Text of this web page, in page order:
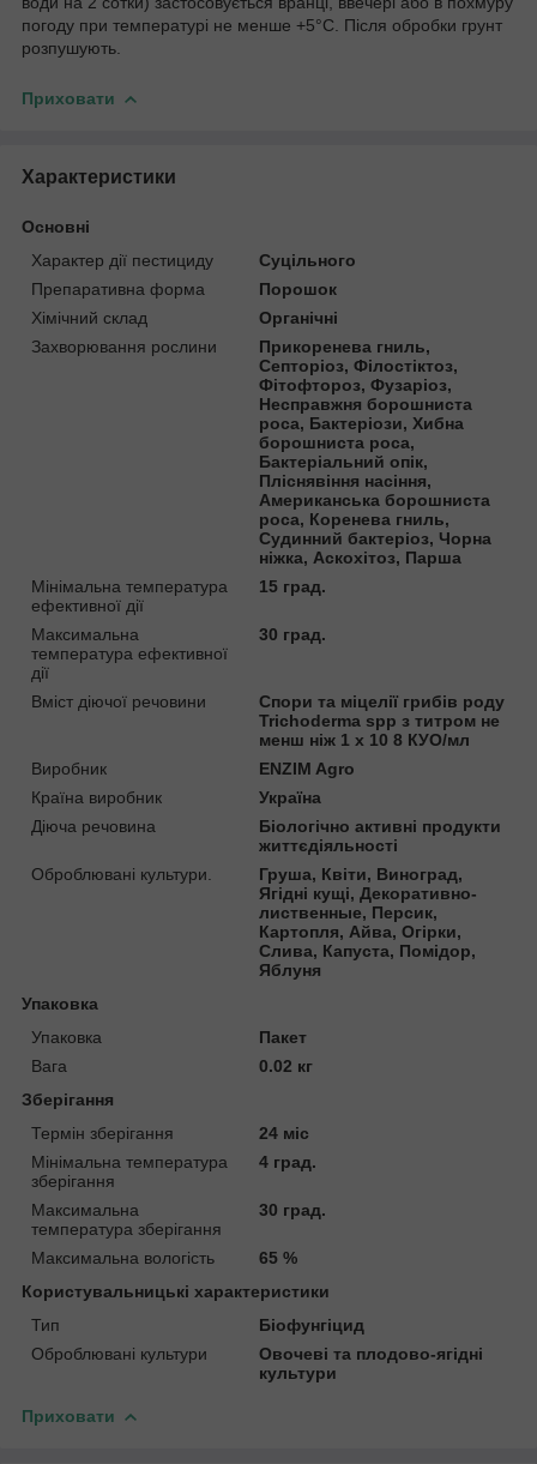
погоду при температурі не менше +5°С. Після обробки грунт
розпушують.
Приховати
Характеристики
Основні
Характер дії пестициду
Суцільного
Препаративна форма
Порошок
Хімічний склад
Органічні
Захворювання рослини
Прикоренева гниль,
Септоріоз, Філостіктоз,
Фітофтороз, Фузаріоз,
Несправжня борошниста
роса, Бактеріози, Хибна
борошниста роса,
Бактеріальний опік,
Пліснявіння насіння,
Американська борошниста
роса, Коренева гниль,
Судинний бактеріоз, Чорна
ніжка, Аскохітоз, Парша
Мінімальна температура
ефективної дії
15 град.
Максимальна
температура ефективної
дії
30 град.
Вміст діючої речовини
Спори та міцелії грибів роду
Trichoderma spp з титром не
менш ніж 1 х 10 8 КУО/мл
Виробник
ENZIM Agro
Країна виробник
Україна
Діюча речовина
Біологічно активні продукти
життєдіяльності
Оброблювані культури.
Груша, Квіти, Виноград,
Ягідні кущі, Декоративно-
лиственные, Персик,
Картопля, Айва, Огірки,
Слива, Капуста, Помідор,
Яблуня
Упаковка
Упаковка
Пакет
Вага
0.02 кг
Зберігання
Термін зберігання
24 міс
Мінімальна температура
зберігання
4 град.
Максимальна
температура зберігання
30 град.
Максимальна вологість
65 %
Користувальницькі характеристики
Тип
Біофунгіцид
Оброблювані культури
Овочеві та плодово-ягідні
культури
Приховати